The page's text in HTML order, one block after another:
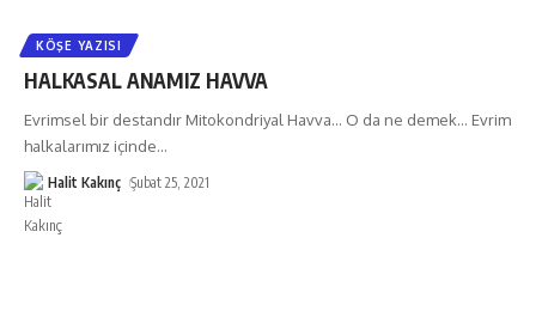
KÖŞE YAZISI
HALKASAL ANAMIZ HAVVA
Evrimsel bir destandır Mitokondriyal Havva… O da ne demek… Evrim
halkalarımız içinde…
Halit Kakınç Şubat 25, 2021